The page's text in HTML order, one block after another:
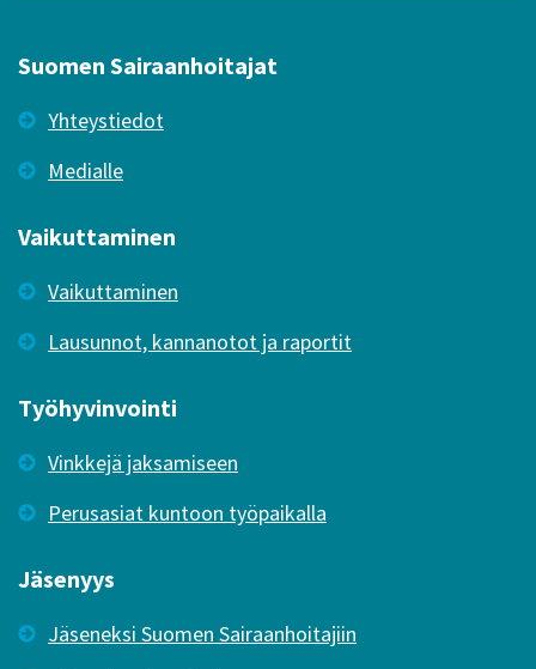
Suomen Sairaanhoitajat
Yhteystiedot
Medialle
Vaikuttaminen
Vaikuttaminen
Lausunnot, kannanotot ja raportit
Työhyvinvointi
Vinkkejä jaksamiseen
Perusasiat kuntoon työpaikalla
Jäsenyys
Jäseneksi Suomen Sairaanhoitajiin